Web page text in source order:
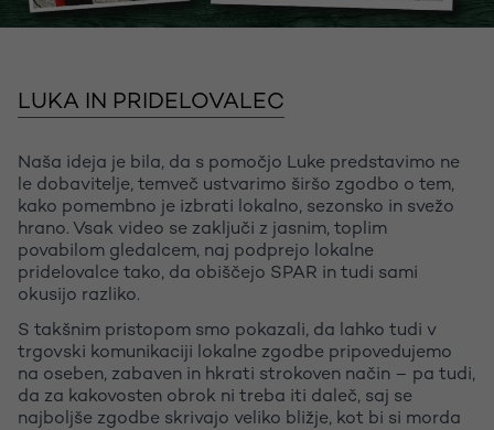
LUKA IN PRIDELOVALEC
Naša ideja je bila, da s pomočjo Luke predstavimo ne
le dobavitelje, temveč ustvarimo širšo zgodbo o tem,
kako pomembno je izbrati lokalno, sezonsko in svežo
hrano. Vsak video se zaključi z jasnim, toplim
povabilom gledalcem, naj podprejo lokalne
pridelovalce tako, da obiščejo SPAR in tudi sami
okusijo razliko.
S takšnim pristopom smo pokazali, da lahko tudi v
trgovski komunikaciji lokalne zgodbe pripovedujemo
na oseben, zabaven in hkrati strokoven način – pa tudi,
da za kakovosten obrok ni treba iti daleč, saj se
najboljše zgodbe skrivajo veliko bližje, kot bi si morda